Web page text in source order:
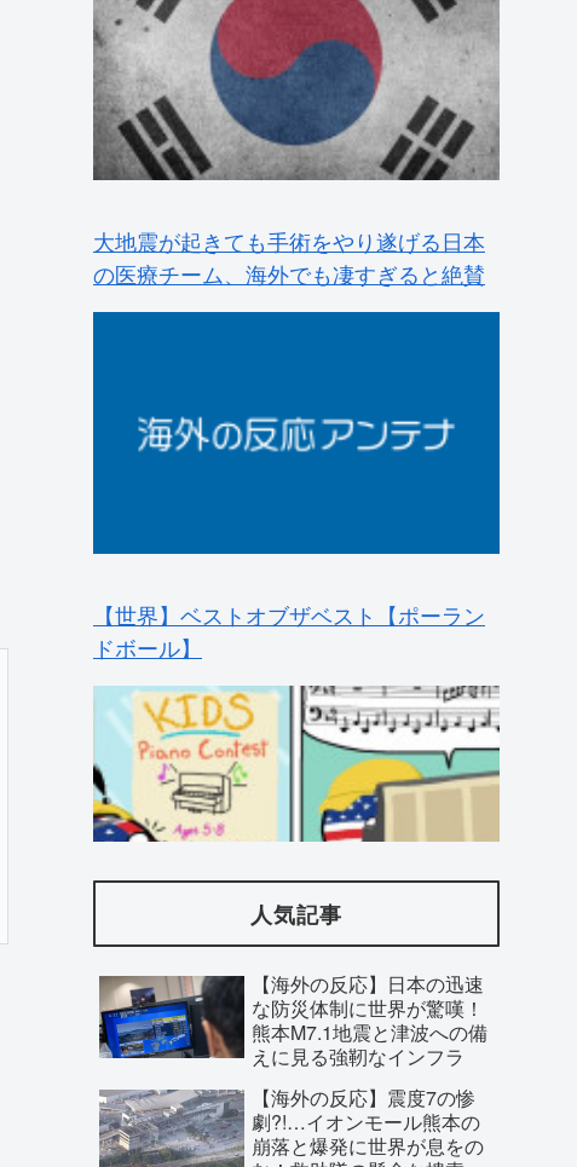
大地震が起きても手術をやり遂げる日本
の医療チーム、海外でも凄すぎると絶賛
【世界】ベストオブザベスト【ポーラン
ドボール】
海外「さすが日本！」日本とドイツの仕
事効率の差が分かる数字に海外が大騒ぎ
人気記事
【海外の反応】日本の迅速
な防災体制に世界が驚嘆！
えに見る強靭なインフラ
【海外の反応】震度7の惨
劇?!…イオンモール熊本の
む！救助隊の懸命な捜索に
寄せられた祈り
【海外の反応】日本の高校